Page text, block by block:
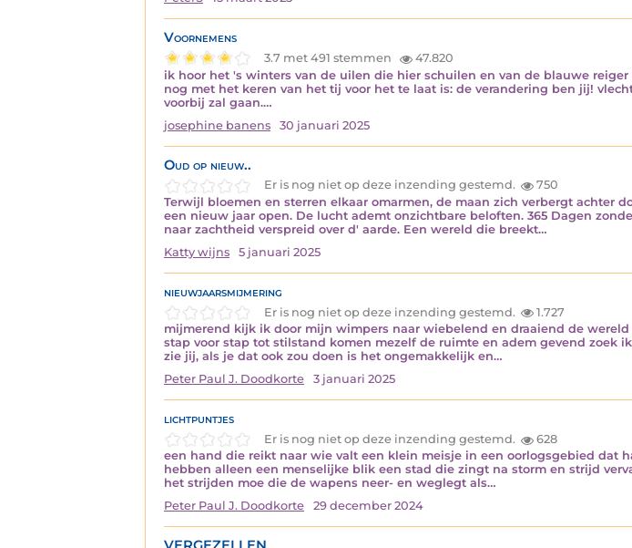
Voornemens
3.7 met 491 stemmen
47.820
ik hoor het 's winters van de uilen die hier schuilen en van de blauwe
nog met het keren van het tij voor het te laat is: de verandering ben jij!
voorbij zal gaan.…
josephine banens
30 januari 2025
Oud op nieuw..
Er is nog niet op deze inzending gestemd.
750
Terwijl bloemen en sterren elkaar omarmen, de maan zich verbergt achter
een nieuw jaar open. De lucht ademt onzichtbare beloften. 365 Dagen
naar zachtheid verspreid over d' aarde. Een wereld die breekt…
Katty wijns
5 januari 2025
nieuwjaarsmijmering
Er is nog niet op deze inzending gestemd.
1.727
mijmerend kijk ik door mijn wimpers naar wiebelend en draaiend de
stap voor stap tot stilstand komen mezelf de ruimte en adem gevend
zie jij, als je dat ook zou doen is het ongemakkelijk en…
Peter Paul J. Doodkorte
3 januari 2025
lichtpuntjes
Er is nog niet op deze inzending gestemd.
628
een hand die reikt naar wie valt een klein meisje in een oorlogsgebied dat
hebben alleen een menselijke blik een stad die zingt na storm en strijd
het strijden moe die de wapens neer- en weglegt als…
Peter Paul J. Doodkorte
29 december 2024